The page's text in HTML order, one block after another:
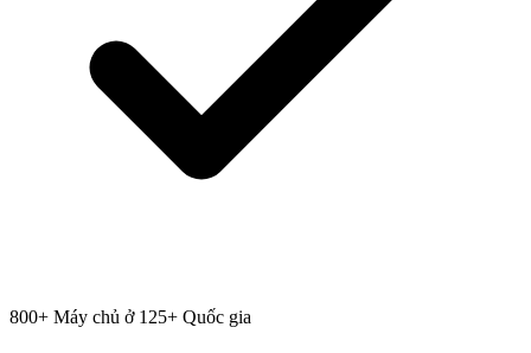
800+ Máy chủ ở 125+ Quốc gia